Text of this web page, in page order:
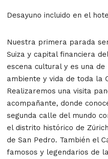
Desayuno incluido en el
Nuestra primera parada
Suiza y capital financiera
escena cultural y es una de
ambiente y vida de toda la
Realizaremos una visita
acompañante, donde
segunda calle del mundo
el distrito histórico de
de San Pedro. También el
famosos y legendarios de